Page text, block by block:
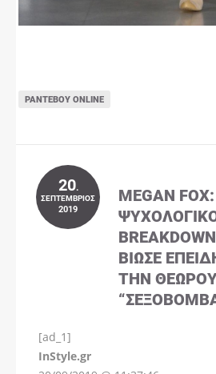
ΡΑΝΤΕΒΟΎ ONLINE
20.
ΣΕΠΤΈΜΒΡΙΟΣ
2019
MEGAN
ΒΊΩΣΕ
ΤΗΝ
[ad_1]
InStyle.gr